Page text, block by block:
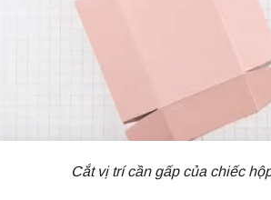
Cắt vị trí cần gấp của chiếc